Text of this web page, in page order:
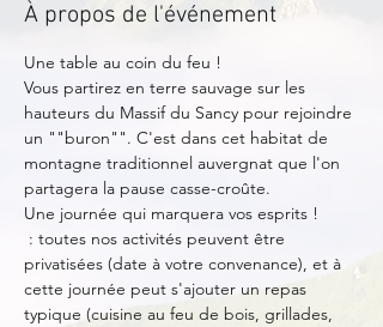
À propos de l'événement
Une table au coin du feu !
Vous partirez en terre sauvage sur les
hauteurs du Massif du Sancy pour rejoindre
un ""buron"". C'est dans cet habitat de
montagne traditionnel auvergnat que l'on
partagera la pause casse-croûte.
Une journée qui marquera vos esprits !
privatisées (date à votre convenance), et à
cette journée peut s'ajouter un repas
typique (cuisine au feu de bois, grillades,